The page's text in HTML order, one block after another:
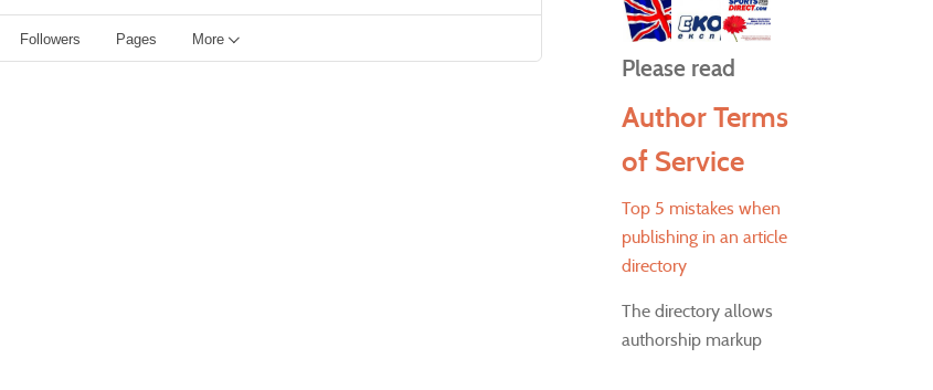
Followers Pages More
Please read
Author Terms
of Service
Top 5 mistakes when
publishing in an article
directory
The directory allows
authorship markup